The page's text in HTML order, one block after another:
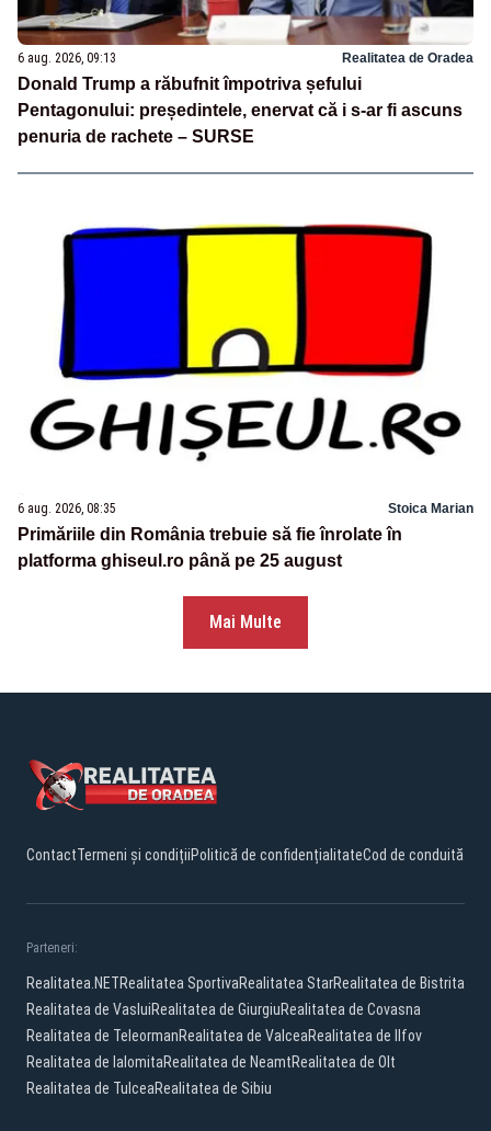
6 aug. 2026, 09:13 Realitatea de Oradea
Donald Trump a răbufnit împotriva șefului
Pentagonului: președintele, enervat că i s-ar fi ascuns
penuria de rachete – SURSE
6 aug. 2026, 08:35 Stoica Marian
Primăriile din România trebuie să fie înrolate în
platforma ghiseul.ro până pe 25 august
Mai Multe
ContactTermeni și condițiiPolitică de confidențialitateCod de conduită
Parteneri:
Realitatea.NETRealitatea SportivaRealitatea StarRealitatea de Bistrita
Realitatea de VasluiRealitatea de GiurgiuRealitatea de Covasna
Realitatea de TeleormanRealitatea de ValceaRealitatea de Ilfov
Realitatea de IalomitaRealitatea de NeamtRealitatea de Olt
Realitatea de TulceaRealitatea de Sibiu